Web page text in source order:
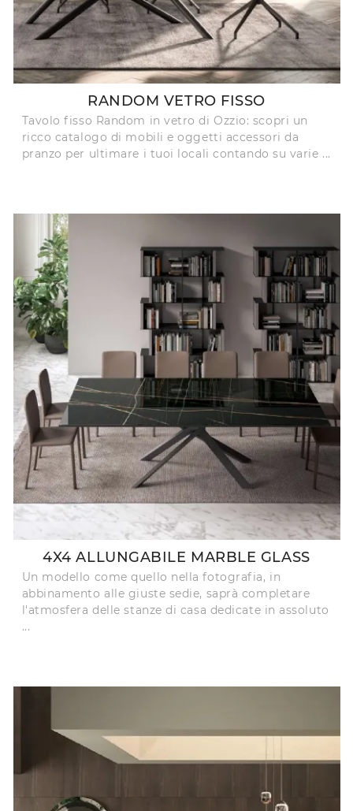
RANDOM VETRO FISSO
Tavolo fisso Random in vetro di Ozzio: scopri un
ricco catalogo di mobili e oggetti accessori da
pranzo per ultimare i tuoi locali contando su varie ...
4X4 ALLUNGABILE MARBLE GLASS
Un modello come quello nella fotografia, in
abbinamento alle giuste sedie, saprà completare
l'atmosfera delle stanze di casa dedicate in assoluto
...